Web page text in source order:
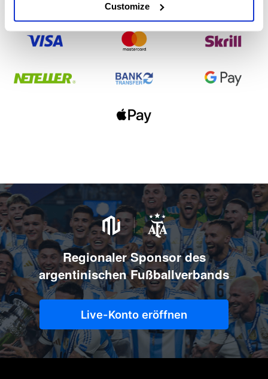
Customize
Regionaler Sponsor des
argentinischen Fußballverbands
Live-Konto eröffnen